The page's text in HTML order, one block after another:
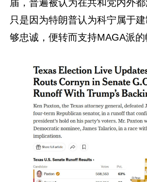
届，普遍被认为在共和党内外
只是因为特朗普认为科宁属于
够忠诚，便转而支持MAGA派的